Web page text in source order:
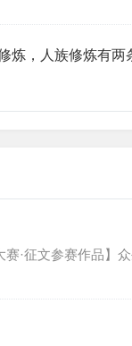
炼，人族修炼有
·征文参赛作品】